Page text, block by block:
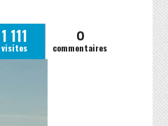
1 111
visites
0
commentaires